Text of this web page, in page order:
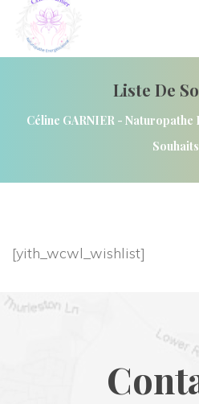
Liste De
Céline GARNIER - Naturopathe
Souhait
[yith_wcwl_wishlist]